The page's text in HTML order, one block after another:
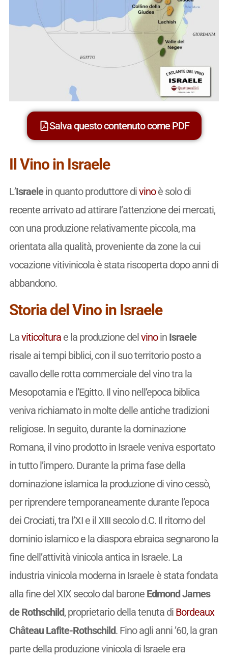
Salva questo contenuto come PDF
Il Vino in Israele
L’Israelein quanto produttore divinoè solo di
recente arrivato ad attirare l’attenzione dei mercati,
con una produzione relativamente piccola, ma
orientata alla qualità, proveniente da zone la cui
vocazione vitivinicola è stata riscoperta dopo anni di
abbandono.
Storia del Vino in Israele
Laviticolturae la produzione delvinoin Israele
risale ai tempi biblici, con il suo territorio posto a
cavallo delle rotta commerciale del vino tra la
Mesopotamia e l’Egitto. Il vino nell’epoca biblica
veniva richiamato in molte delle antiche tradizioni
religiose. In seguito, durante la dominazione
Romana, il vino prodotto in Israele veniva esportato
in tutto l’impero. Durante la prima fase della
dominazione islamica la produzione di vino cessò,
per riprendere temporaneamente durante l’epoca
dei Crociati, tra l’XI e il XIII secolo d.C. Il ritorno del
dominio islamico e la diaspora ebraica segnarono la
fine dell’attività vinicola antica in Israele. La
industria vinicola moderna in Israele è stata fondata
alla fine del XIX secolo dal barone Edmond James
de Rothschild, proprietario della tenuta di Bordeaux
Château Lafite-Rothschild. Fino agli anni ’60, la gran
parte della produzione vinicola di Israele era